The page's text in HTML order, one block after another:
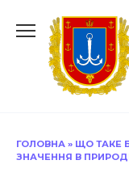
до
ГОЛОВНА » ЩО ТАКЕ
ЗНАЧЕННЯ В